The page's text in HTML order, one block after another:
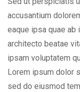
accusantium
eaque ipsa quae
architecto beatae
ipsam voluptatem
Lorem ipsum dolor
sed do eiusmod